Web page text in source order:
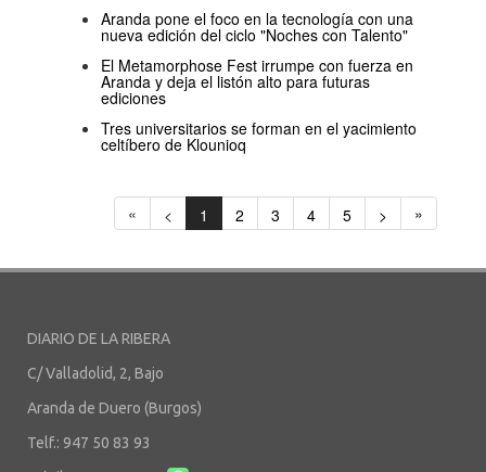
Aranda pone el foco en la tecnología con una
nueva edición del ciclo "Noches con Talento"
El Metamorphose Fest irrumpe con fuerza en
Aranda y deja el listón alto para futuras
ediciones
Tres universitarios se forman en el yacimiento
celtíbero de Klounioq
« < 1 2 3 4 5 > »
DIARIO DE LA RIBERA
C/ Valladolid, 2, Bajo
Aranda de Duero (Burgos)
Telf.: 947 50 83 93